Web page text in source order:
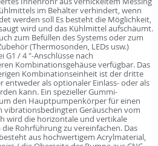
im Behälter verhindert, wenn
werden soll Es besteht die Möglichkeit,
wird und das Kühlmittel aufschäumt.
zum Befüllen des Systems oder zum
(Thermosonden, LEDs usw.)
/ 4 "-Anschlüsse nach
Kombinationsgehäuse verfügbar. Das
Kombinationseinheit ist der dritte
entweder als optionaler Einlass- oder als
kann. Ein spezieller Gummi-
den Hauptpumpenkörper für einen
vibrationsbedingten Geräuschen vom
wird die horizontale und vertikale
Rohrführung zu vereinfachen. Das
aus hochwertigem Acrylmaterial,